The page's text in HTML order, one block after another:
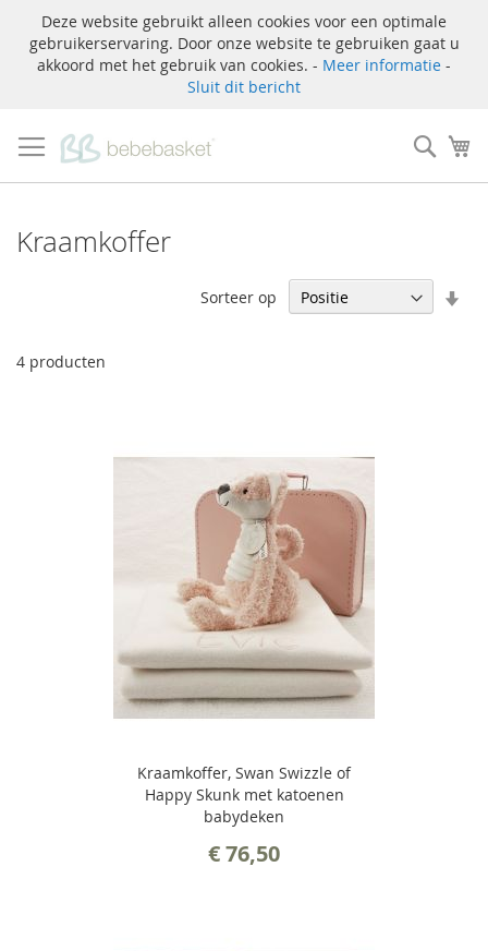
Deze website gebruikt alleen cookies voor een optimale
gebruikerservaring. Door onze website te gebruiken gaat u
akkoord met het gebruik van cookies. - Meer informatie -
Sluit dit bericht
naar
de
inhoud
Zoek
Kraamkoffer
4 producten
Sorteer op
Kraamkoffer, Swan Swizzle of
Happy Skunk met katoenen
babydeken
€ 76,50